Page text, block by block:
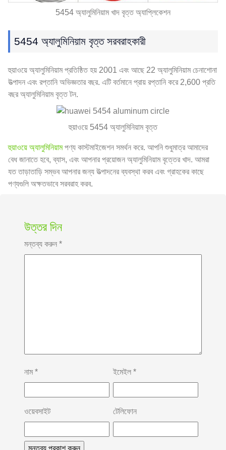
5454 অ্যালুমিনিয়াম খাদ বৃত্ত অ্যাপ্লিকেশন
5454 অ্যালুমিনিয়াম বৃত্ত সরবরাহকারী
হুয়াওয়ে অ্যালুমিনিয়াম প্রতিষ্ঠিত হয় 2001 এবং আছে 22 অ্যালুমিনিয়াম চেনাশোনা
উত্পাদন এবং রপ্তানি অভিজ্ঞতার বছর. এটি বর্তমানে প্রায় রপ্তানি করে 2,600 প্রতি
বছর অ্যালুমিনিয়াম বৃত্ত টন.
হুয়াওয়ে 5454 অ্যালুমিনিয়াম বৃত্ত
হুয়াওয়ে অ্যালুমিনিয়ামপণ্য কাস্টমাইজেশন সমর্থন করে. আপনি শুধুমাত্র আমাদের
বেধ জানাতে হবে, ব্যাস, এবং আপনার প্রয়োজন অ্যালুমিনিয়াম বৃত্তের খাদ. আমরা
যত তাড়াতাড়ি সম্ভব আপনার জন্য উত্পাদনের ব্যবস্থা করব এবং গ্রাহকের কাছে
পণ্যগুলি অক্ষতভাবে সরবরাহ করব.
উত্তর দিন
মন্তব্য করুন *
নাম* ইমেইল *
ওয়েবসাইট টেলিফোন